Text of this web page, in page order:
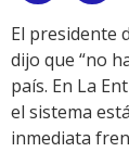
El presidente
dijo que “no
país. En La
el sistema
inmediata